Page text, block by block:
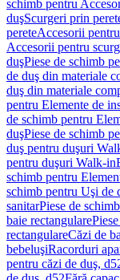
schimb pentru
duşScurgeri prin
pereteAccesorii
Accesorii pentru
duşPiese de schimb
de duş din materiale
duş din materiale
pentru Elemente de
de schimb pentru
duşPiese de schimb
duş pentru duşuri
pentru duşuri Walk-in
schimb pentru
schimb pentru Uşi de
sanitarPiese de
baie rectangulare
rectangulareCăzi de
bebeluşiRacorduri
pentru căzi de duş,